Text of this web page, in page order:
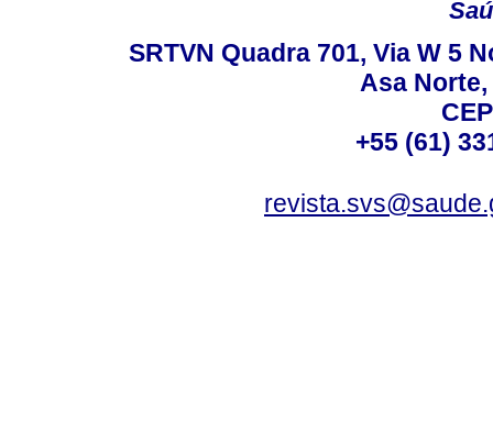
SRTVN Quadra 701, Via W 5
Asa
+55 (61)